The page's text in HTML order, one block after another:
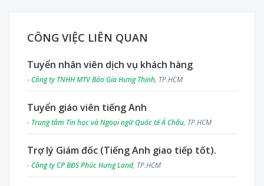
CÔNG VIỆC LIÊN QUAN
Tuyển nhân viên dịch vụ khách hàng
-Công ty TNHH MTV Bảo Gia Hưng Thịnh, TP.HCM
Tuyển giáo viên tiếng Anh
- Trung tâm Tin học và Ngoại ngữ Quốc tế Á Châu, TP.HCM
Trợ lý Giám đốc (Tiếng Anh giao tiếp tốt).
-Công ty CP BĐS Phúc Hưng Land, TP.HCM